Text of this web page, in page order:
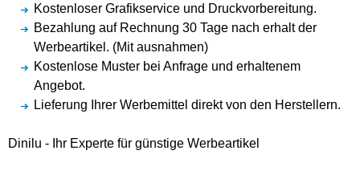
Kostenloser Grafikservice und Druckvorbereitung.
Bezahlung auf Rechnung 30 Tage nach erhalt der
Werbeartikel. (Mit ausnahmen)
Kostenlose Muster bei Anfrage und erhaltenem
Angebot.
Lieferung Ihrer Werbemittel direkt von den Herstellern.
Dinilu - Ihr Experte für günstige Werbeartikel